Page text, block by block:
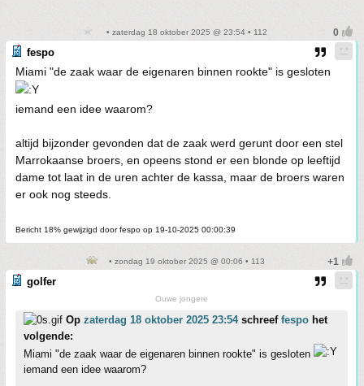
• zaterdag 18 oktober 2025 @ 23:54 • 112
fespo
Miami "de zaak waar de eigenaren binnen rookte" is gesloten
iemand een idee waarom?
altijd bijzonder gevonden dat de zaak werd gerunt door een stel
Marrokaanse broers, en opeens stond er een blonde op leeftijd
dame tot laat in de uren achter de kassa, maar de broers waren
er ook nog steeds.
Bericht 18% gewijzigd door fespo op 19-10-2025 00:00:39
• zondag 19 oktober 2025 @ 00:06 • 113
golfer
Ouwe jongere
Op zaterdag 18 oktober 2025 23:54schreef fespo het
volgende:
Miami "de zaak waar de eigenaren binnen rookte" is gesloten
iemand een idee waarom?